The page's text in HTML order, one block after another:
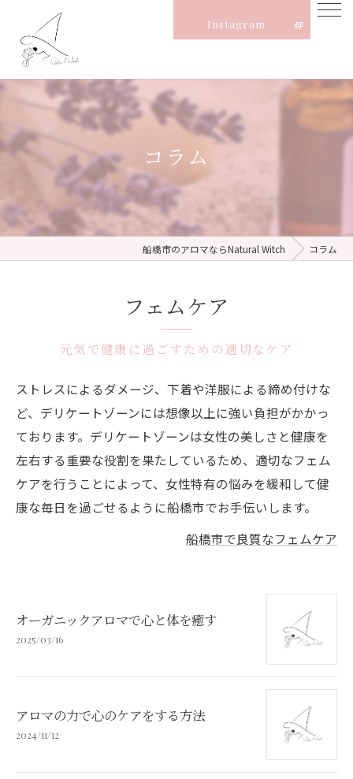
Instagram
コラム
船橋市のアロマならNatural Witch コラム
フェムケア
元気で健康に過ごすための適切なケア
ストレスによるダメージ、下着や洋服による締め付けな
ど、デリケートゾーンには想像以上に強い負担がかかっ
ております。デリケートゾーンは女性の美しさと健康を
左右する重要な役割を果たしているため、適切なフェム
ケアを行うことによって、女性特有の悩みを緩和して健
康な毎日を過ごせるように船橋市でお手伝いします。
船橋市で良質なフェムケア
オーガニックアロマで心と体を癒す
2025/03/16
アロマの力で心のケアをする方法
2024/11/12